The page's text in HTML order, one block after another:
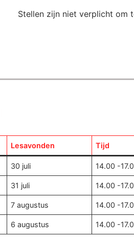
Stellen zijn niet verplicht om
Lesavonden Tijd
30 juli 14.00 -
31 juli 14.00 -
7 augustus 14.00 -
6 augustus 14.00 -